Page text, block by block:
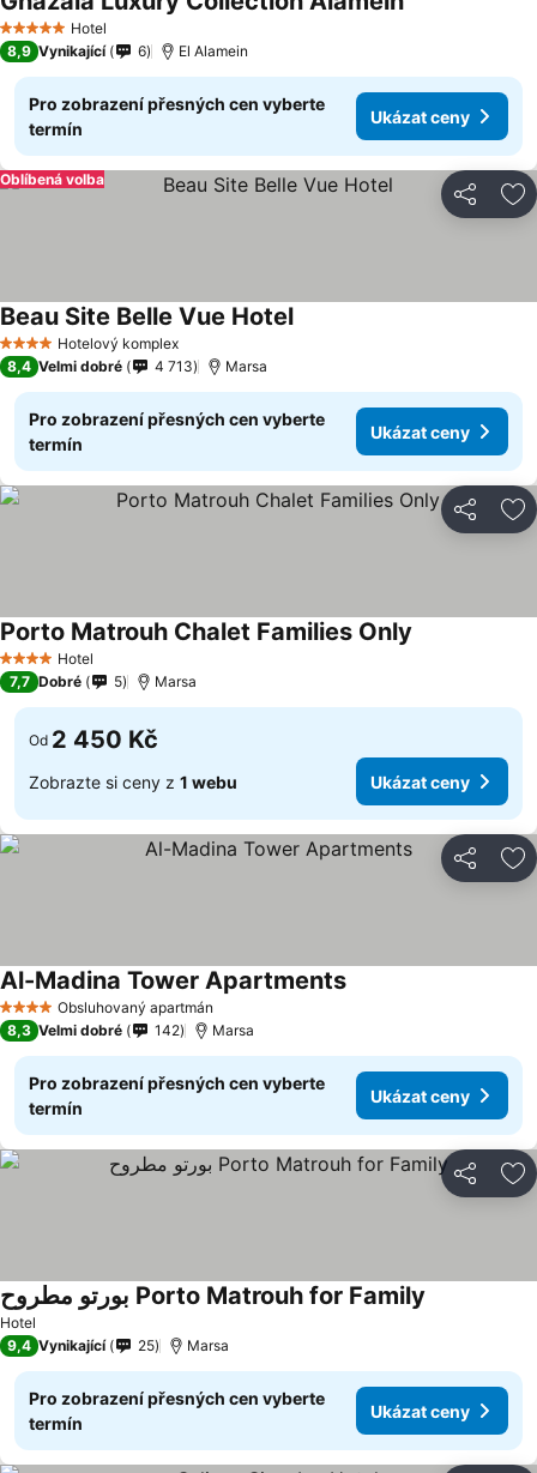
5 Počet hvězdiček
Hotel
8,9 Vynikající 6 El Alamein
Pro zobrazení přesných cen vyberte
termín
Ukázat ceny
Sdílet
Oblíbená volba
4 Počet hvězdiček
Hotelový komplex
Beau Site Belle Vue Hotel
8,4 Velmi dobré 4 713 Marsa
Pro zobrazení přesných cen vyberte
termín
Ukázat ceny
Sdílet
4 Počet hvězdiček
Hotel
Porto Matrouh Chalet Families Only
7,7 Dobré 5 Marsa
Od 2 450 Kč
Zobrazte si ceny z 1 webu Ukázat ceny
Sdílet
4 Počet hvězdiček
Obsluhovaný apartmán
Al-Madina Tower Apartments
8,3 Velmi dobré 142 Marsa
Pro zobrazení přesných cen vyberte
termín
Ukázat ceny
Sdílet
Hotel
بورتو مطروح Porto Matrouh for Family
9,4 Vynikající 25 Marsa
Pro zobrazení přesných cen vyberte
termín
Ukázat ceny